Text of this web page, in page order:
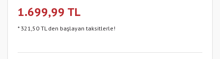
1.699,99 TL
* 321,50 TL den başlayan taksitlerle!